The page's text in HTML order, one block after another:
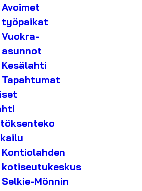
Avoimet
työpaikat
Vuokra-
asunnot
Kesälahti
Tapahtumat
Kontiolahden
kotiseutukeskus
Selkie-Mönnin